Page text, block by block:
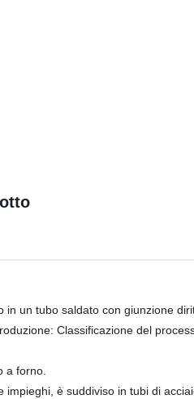
in un tubo saldato con giunzione
Classificazione del
a forno.
impieghi, è suddiviso in tubi di